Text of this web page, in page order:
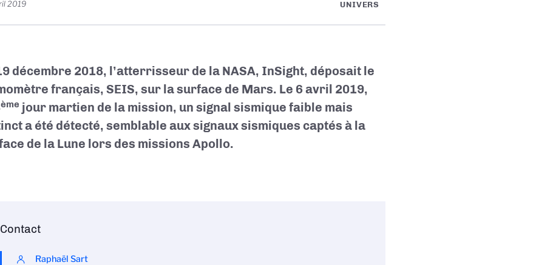
2019 UNIVERS
décembre 2018, l’atterrisseur de la NASA, InSight, déposait le
français, SEIS, sur la surface de Mars. Le 6 avril 2019,
ème jour martien de la mission, un signal sismique faible mais
a été détecté, semblable aux signaux sismiques captés à la
de la Lune lors des missions Apollo.
Contact
Raphaël Sart